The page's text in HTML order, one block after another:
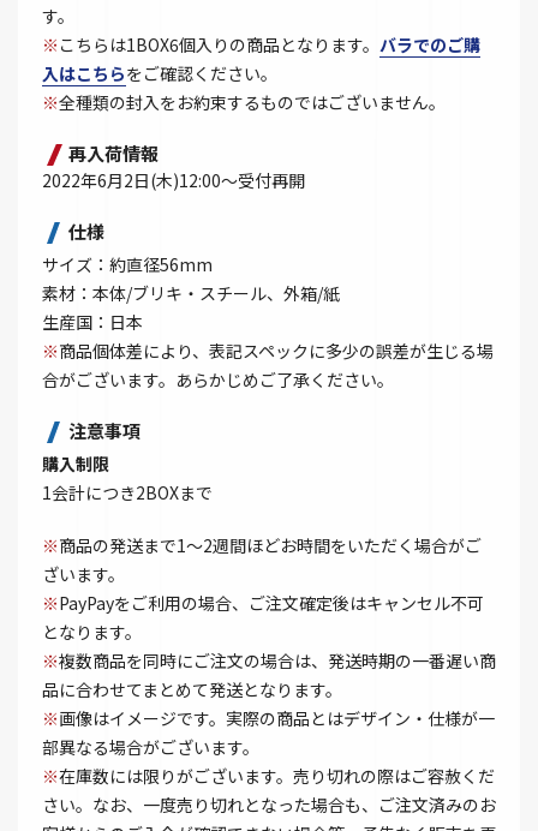
す。
※ こちらは1BOX6個入りの商品となります。 バラでのご購
入はこちらをご確認ください。
※全種類の封入をお約束するものではございません。
再入荷情報
2022年6月2日(木)12:00～受付再開
仕様
サイズ：約直径56mm
素材：本体/ブリキ・スチール、外箱/紙
生産国：日本
※商品個体差により、表記スペックに多少の誤差が生じる場
合がございます。あらかじめご了承ください。
注意事項
購入制限
1会計につき2BOXまで
※商品の発送まで1～2週間ほどお時間をいただく場合がご
ざいます。
※PayPayをご利用の場合、ご注文確定後はキャンセル不可
となります。
※複数商品を同時にご注文の場合は、発送時期の一番遅い商
品に合わせてまとめて発送となります。
※画像はイメージです。実際の商品とはデザイン・仕様が一
部異なる場合がございます。
※在庫数には限りがございます。売り切れの際はご容赦くだ
さい。なお、一度売り切れとなった場合も、ご注文済みのお